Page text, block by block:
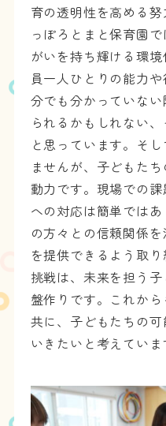
育の透明性を高める
っぽろとまと保育園
がいを持ち輝ける環
員一人ひとりの能力
分でも分かっていな
られるかもしれない
と思っています。そ
ませんが、子どもた
動力です。現場での
への対応は簡単では
の方々との信頼関係
を提供できるよう取
挑戦は、未来を担う
盤作りです。これか
共に、子どもたちの
いきたいと考えていま